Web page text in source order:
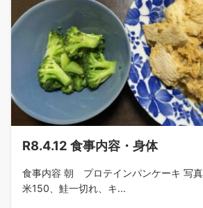
R8.4.12 食事内容・身体
食事内容 朝 プロテインパンケーキ 写
米150、鮭一切れ、キ...